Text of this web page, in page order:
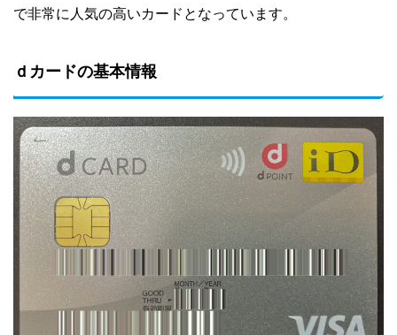
で非常に人気の高いカードとなっています。
ｄカードの基本情報